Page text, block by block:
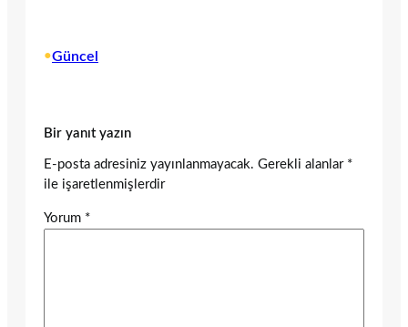
•Güncel
Bir yanıt yazın
E-posta adresiniz yayınlanmayacak. Gerekli alanlar *
ile işaretlenmişlerdir
Yorum *